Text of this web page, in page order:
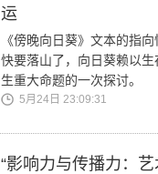
运
《傍晚向日葵》文本的指
快要落山了，向日葵赖以
生重大命题的一次探讨。
5月24日 23:09:31
“影响力与传播力：